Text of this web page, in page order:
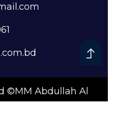
©MM Abdullah Al